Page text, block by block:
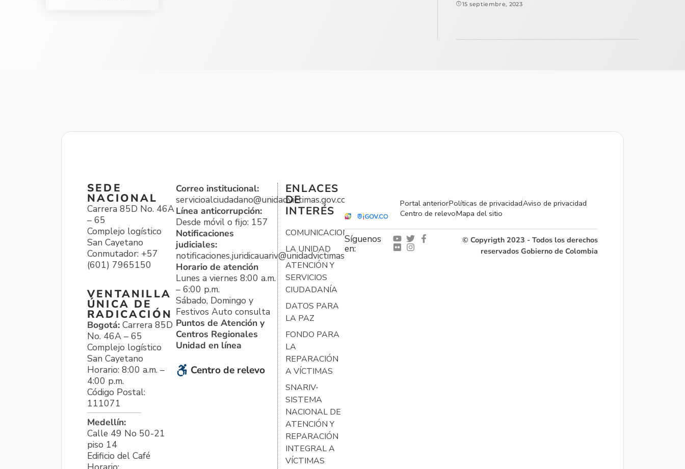
15 septiembre, 2023
SEDE
NACIONAL
Carrera 85D No. 46A
– 65
Complejo logístico
San Cayetano
Conmutador: +57
(601) 7965150
VENTANILLA
ÚNICA DE
RADICACIÓN
Bogotá: Carrera 85D
No. 46A – 65
Complejo logístico
San Cayetano
Horario: 8:00 a.m. –
4:00 p.m.
Código Postal:
111071
Medellín:
Calle 49 No 50-21
piso 14
Edificio del Café
Correo institucional:
servicioalciudadano@unidadvictimas.gov.co
Línea anticorrupción:
Desde móvil o fijo: 157
Notificaciones
judiciales:
notificaciones.juridicauariv@unidadvictimas.gov.co
Horario de atención
Lunes a viernes 8:00 a.m.
– 6:00 p.m.
Sábado, Domingo y
Festivos Auto consulta
Puntos de Atención y
Centros Regionales
Unidad en línea
Centro de relevo
ENLACES
DE
INTERÉS
COMUNICACIONES
LA UNIDAD
ATENCIÓN Y
SERVICIOS
CIUDADANÍA
DATOS PARA
LA PAZ
FONDO PARA
LA
REPARACIÓN
A VÍCTIMAS
SNARIV-
SISTEMA
NACIONAL DE
ATENCIÓN Y
REPARACIÓN
INTEGRAL A
VÍCTIMAS
Portal anteriorPolíticas de privacidadAviso de privacidad
Centro de relevoMapa del sitio
Síguenos
en:
© Copyrigth 2023 - Todos los derechos
reservados Gobierno de Colombia